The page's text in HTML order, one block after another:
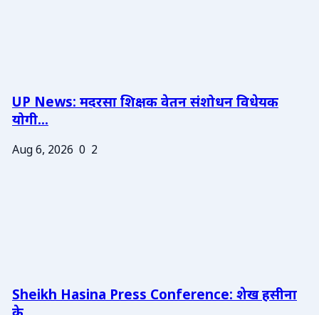
UP News: मदरसा शिक्षक वेतन संशोधन विधेयक
योगी...
Aug 6, 2026 0 2
Sheikh Hasina Press Conference: शेख हसीना